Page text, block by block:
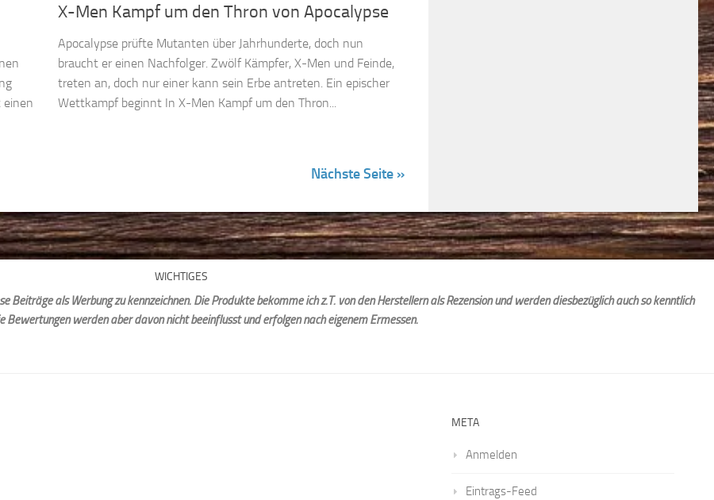
einen
X-Men Kampf um den Thron von Apocalypse
Apocalypse prüfte Mutanten über Jahrhunderte, doch nun
braucht er einen Nachfolger. Zwölf Kämpfer, X-Men und Feinde,
treten an, doch nur einer kann sein Erbe antreten. Ein epischer
Wettkampf beginnt In X-Men Kampf um den Thron...
Nächste Seite »
WICHTIGES
als Werbung zu kennzeichnen. Die Produkte bekomme ich z.T. von den Herstellern als Rezension und werden diesbezüglich auch so kenntlich
Bewertungen werden aber davon nicht beeinflusst und erfolgen nach eigenem Ermessen.
META
Anmelden
Eintrags-Feed